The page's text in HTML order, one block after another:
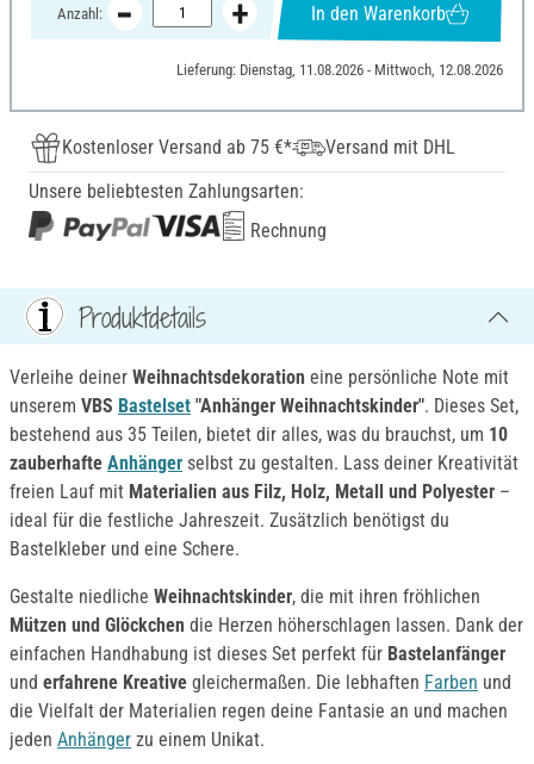
Anzahl: In den Warenkorb
Lieferung: Dienstag, 11.08.2026 - Mittwoch, 12.08.2026
Kostenloser Versand ab 75 €*
Versand mit DHL
Unsere beliebtesten Zahlungsarten:
Rechnung
Produktdetails
Verleihe deiner Weihnachtsdekoration eine persönliche Note mit
unserem VBS Bastelset "Anhänger Weihnachtskinder". Dieses Set,
bestehend aus 35 Teilen, bietet dir alles, was du brauchst, um 10
zauberhafte Anhänger selbst zu gestalten. Lass deiner Kreativität
freien Lauf mit Materialien aus Filz, Holz, Metall und Polyester –
ideal für die festliche Jahreszeit. Zusätzlich benötigst du
Bastelkleber und eine Schere.
Gestalte niedliche Weihnachtskinder, die mit ihren fröhlichen
Mützen und Glöckchen die Herzen höherschlagen lassen. Dank der
einfachen Handhabung ist dieses Set perfekt für Bastelanfänger
und erfahrene Kreative gleichermaßen. Die lebhaften Farben und
die Vielfalt der Materialien regen deine Fantasie an und machen
jeden Anhänger zu einem Unikat.